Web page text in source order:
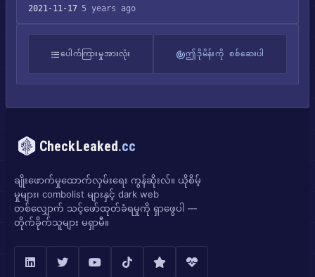
2021-11-17 5 years ago
ပေါက်ကြားမှုအားလုံး ဤဒိုမိန်းကို စစ်ဆေးပါ
CheckLeaked.cc
ချိုးဖောက်မှုထောက်လှမ်းရေး ကွန်ဆိုးလ်။ ယိုစိမ့်
မှုများ၊ combolist များနှင့် dark web
တစ်လျှောက် သင့်ဖော်ထုတ်ခံရမှုကို ရှာဖွေပါ —
တိုက်ခိုက်သူများ မရှာမီ။